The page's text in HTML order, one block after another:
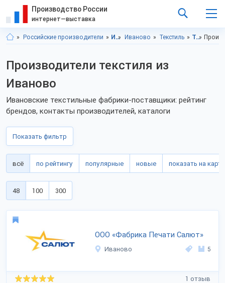
Производство России
интернет—выставка
Российские производители Ивановская область Иваново Текстиль Текстиль, Ивановская область
Производители текстиля из
Иваново
Ивановские текстильные фабрики-поставщики: рейтинг
брендов, контакты производителей, каталоги
Показать фильтр
всё по рейтингу популярные новые показать на карте
48 100 300
ООО «Фабрика Печати Салют»
Иваново 5
1 отзыв